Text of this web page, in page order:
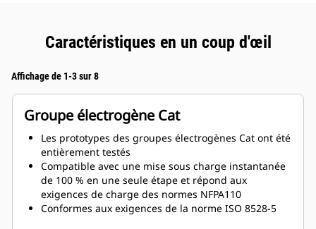
Caractéristiques en un coup d'œil
Affichage de 1-3 sur 8
Groupe électrogène Cat
Les prototypes des groupes électrogènes Cat ont été
entièrement testés
Compatible avec une mise sous charge instantanée
de 100 % en une seule étape et répond aux
exigences de charge des normes NFPA110
Conformes aux exigences de la norme ISO 8528-5